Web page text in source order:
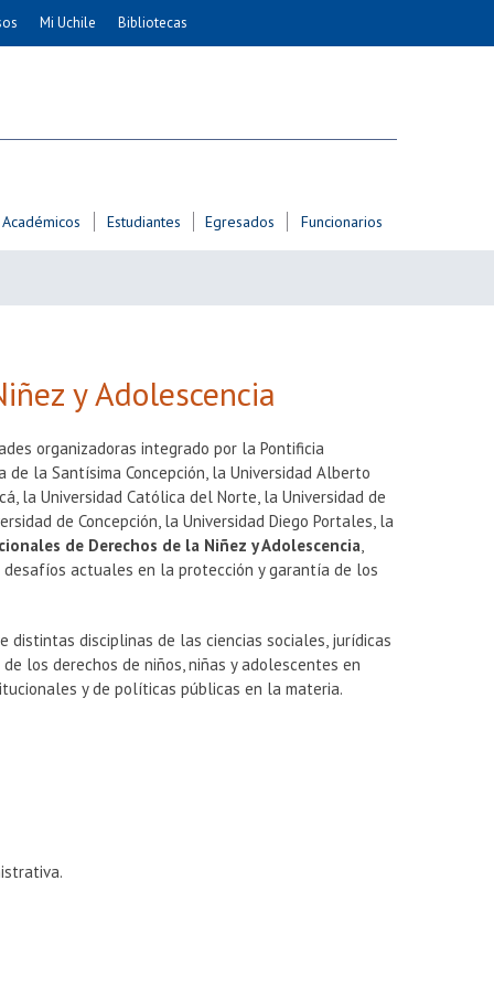
Odontología
de
Bachillerato
Mi Uchile Bibliotecas
Académicos Estudiantes Egresados Funcionarios
y Adolescencia
organizadoras integrado por la Pontificia
la Santísima Concepción, la Universidad Alberto
la Universidad Católica del Norte, la Universidad de
de Concepción, la Universidad Diego Portales, la
de Derechos de la Niñez y Adolescencia,
actuales en la protección y garantía de los
disciplinas de las ciencias sociales, jurídicas
los derechos de niños, niñas y adolescentes en
y de políticas públicas en la materia.